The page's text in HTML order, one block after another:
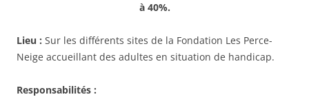
à 40%.
Lieu : Sur les différents sites de la Fondation Les Perce-
Neige accueillant des adultes en situation de handicap.
Responsabilités :